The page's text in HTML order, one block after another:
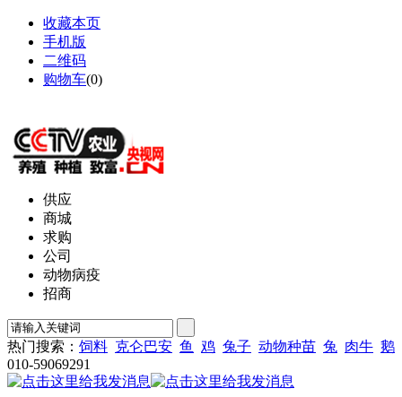
收藏本页
手机版
二维码
购物车(0)
供应
商城
求购
公司
动物病疫
招商
热门搜索： 饲料 克仑巴安 鱼 鸡 兔子 动物种苗 兔 肉牛 鹅
010-59069291